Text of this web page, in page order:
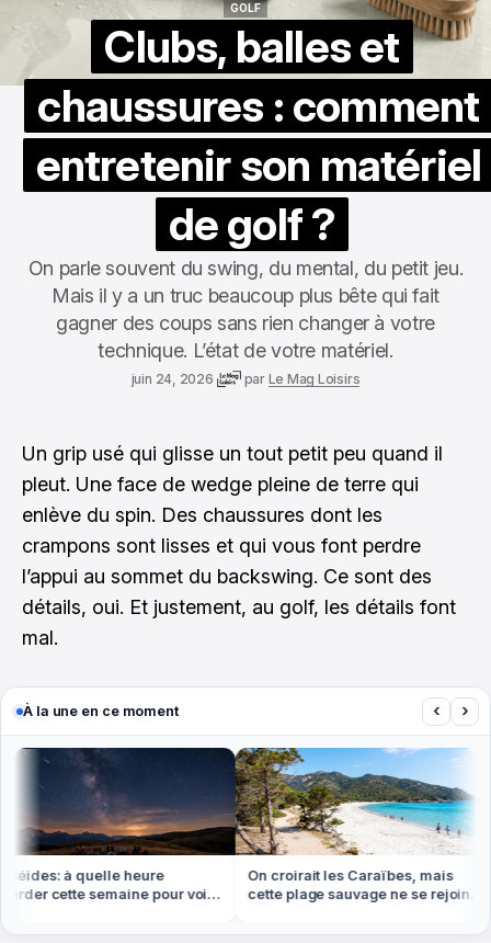
GOLF
Clubs, balles et
chaussures : comment
entretenir son matériel
de golf ?
On parle souvent du swing, du mental, du petit jeu.
Mais il y a un truc beaucoup plus bête qui fait
gagner des coups sans rien changer à votre
technique. L’état de votre matériel.
juin 24, 2026 par Le Mag Loisirs
Un grip usé qui glisse un tout petit peu quand il
pleut. Une face de wedge pleine de terre qui
enlève du spin. Des chaussures dont les
crampons sont lisses et qui vous font perdre
l’appui au sommet du backswing. Ce sont des
détails, oui. Et justement, au golf, les détails font
mal.
À la une en ce moment ‹ ›
à quelle heure
cette semaine pour voir
On croirait les Caraïbes, mais
cette plage sauvage ne se rejoint